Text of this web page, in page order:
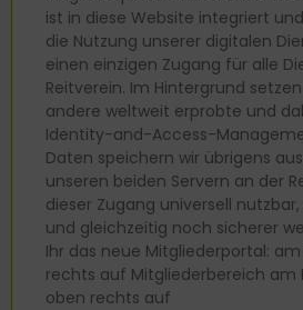
ist in diese Website integriert
die Nutzung unserer digitalen
einen einzigen Zugang für alle
Reitverein. Im Hintergrund
andere weltweit erprobte und
Identity-and-Access-
Daten speichern wir übrigens
unseren beiden Servern an der
dieser Zugang universell
und gleichzeitig noch sicherer
Ihr das neue Mitgliederportal:
rechts auf Mitgliederbereich am
oben rechts auf